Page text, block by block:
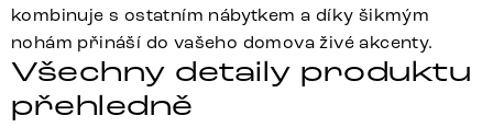
kombinuje s ostatním nábytkem a díky šikmým
nohám přináší do vašeho domova živé akcenty.
Všechny detaily produktu
přehledně